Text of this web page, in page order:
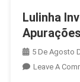
Lulinha
5 De Agosto
Leave A